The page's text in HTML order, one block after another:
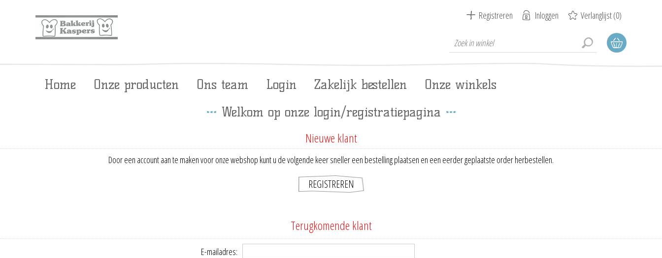
Registreren Inloggen Verlanglijst(0)
Home Onze producten Ons team Login Zakelijk bestellen
Onze winkels
Welkom op onze login/registratiepagina
Nieuwe klant
Door een account aan te maken voor onze webshop kunt u de volgende keer sneller een bestelling plaatsen en een eerder geplaatste order herbestellen.
Terugkomende klant
E-mailadres: